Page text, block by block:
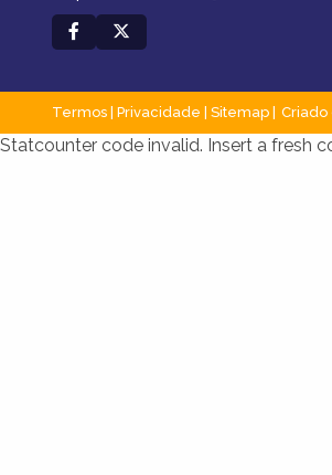
Termos Privacidade Sitemap Criado
Statcounter code invalid. Insert a fresh